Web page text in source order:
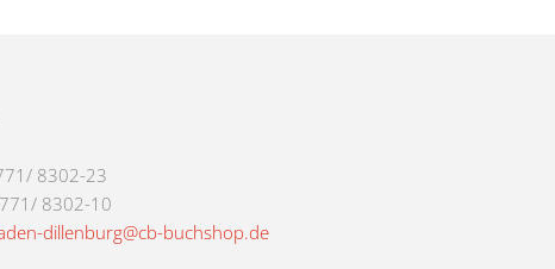
8302-23
8302-10
dillenburg@cb-buchshop.de